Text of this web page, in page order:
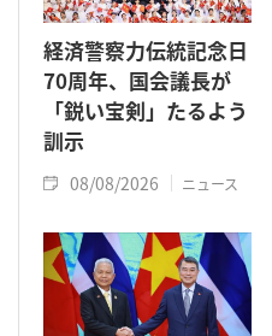
経済警察力伝統記念日
70周年、国会議長が
「鋭い宝剣」たるよう
訓示
08/08/2026 ニュース